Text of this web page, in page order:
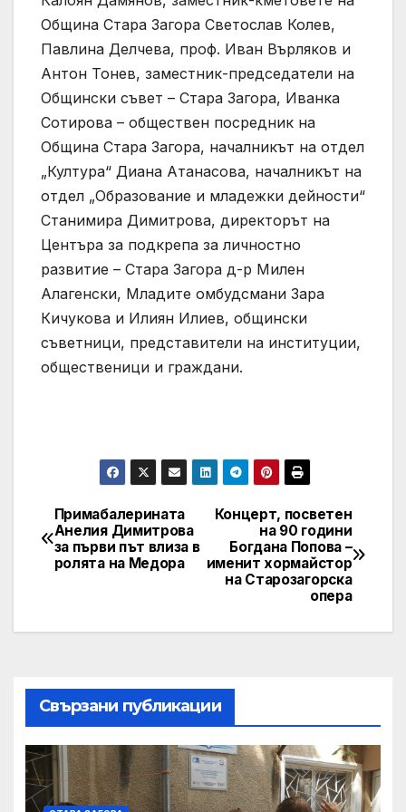
Община Стара Загора Светослав Колев,
Павлина Делчева, проф. Иван Върляков и
Антон Тонев, заместник-председатели на
Общински съвет – Стара Загора, Иванка
Сотирова – обществен посредник на
Община Стара Загора, началникът на отдел
„Култура“ Диана Атанасова, началникът на
отдел „Образование и младежки дейности“
Станимира Димитрова, директорът на
Центъра за подкрепа за личностно
развитие – Стара Загора д-р Милен
Алагенски, Младите омбудсмани Зара
Кичукова и Илиян Илиев, общински
съветници, представители на институции,
общественици и граждани.
Post
navigation
Концерт, посветен
на 90 години
Богдана Попова –
именит хормайстор
на Старозагорска
опера
Примабалерината
Анелия Димитрова
за първи път влиза в
ролята на Медора
Свързани публикации